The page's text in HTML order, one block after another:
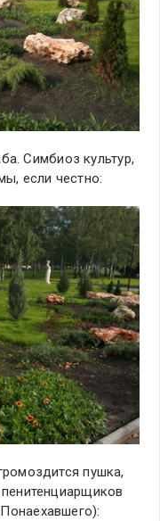
Симбиоз культур,
если честно:
пушка,